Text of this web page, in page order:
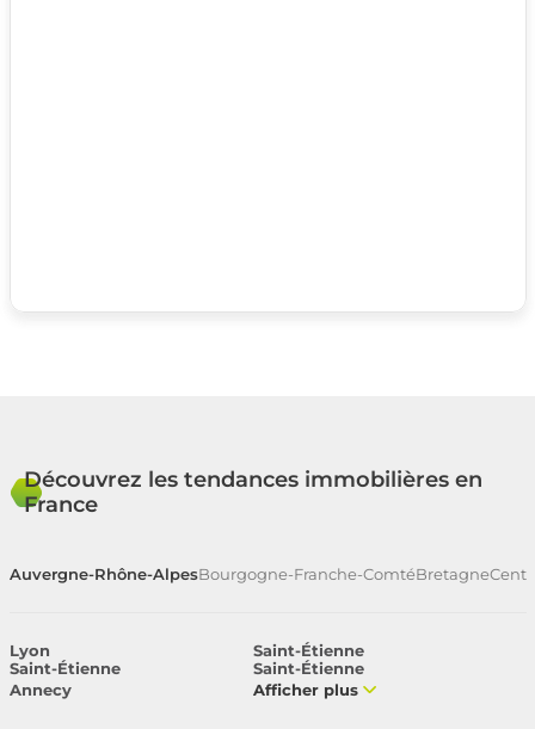
Découvrez les tendances immobilières en
France
Auvergne-Rhône-AlpesBourgogne-Franche-ComtéBretagne
Lyon
Saint-Étienne
Saint-Étienne
Saint-Étienne
Annecy
Afficher plus